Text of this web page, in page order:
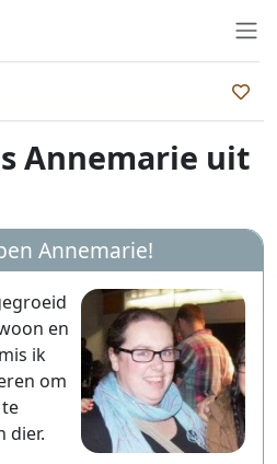
Annemarie uit
Annemarie!
en
ik
om
dier.